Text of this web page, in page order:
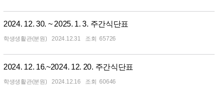
2024. 12. 30. ~ 2025. 1. 3. 주간식단표
학생생활관(분원) 2024.12.31 65726
2024. 12. 16.~2024. 12. 20. 주간식단표
학생생활관(분원) 2024.12.16 60646